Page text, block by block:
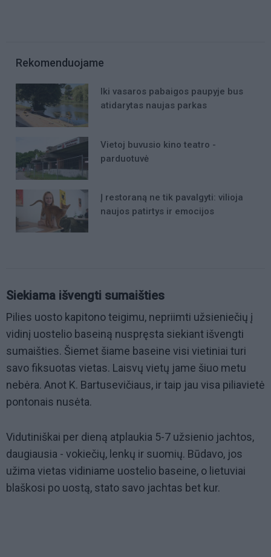
Rekomenduojame
Iki vasaros pabaigos paupyje bus
atidarytas naujas parkas
Vietoj buvusio kino teatro -
parduotuvė
Į restoraną ne tik pavalgyti: vilioja
naujos patirtys ir emocijos
Siekiama išvengti sumaišties
Pilies uosto kapitono teigimu, nepriimti užsieniečių į
vidinį uostelio baseiną nuspręsta siekiant išvengti
sumaišties. Šiemet šiame baseine visi vietiniai turi
savo fiksuotas vietas. Laisvų vietų jame šiuo metu
nebėra. Anot K. Bartusevičiaus, ir taip jau visa piliavietė
pontonais nusėta.
Vidutiniškai per dieną atplaukia 5-7 užsienio jachtos,
daugiausia - vokiečių, lenkų ir suomių. Būdavo, jos
užima vietas vidiniame uostelio baseine, o lietuviai
blaškosi po uostą, stato savo jachtas bet kur.